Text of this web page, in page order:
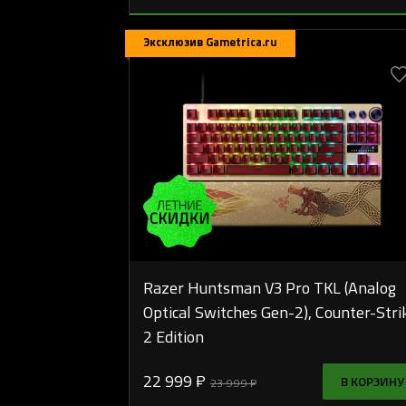
Эксклюзив Gametrica.ru
Razer Huntsman V3 Pro TKL (Analog
Optical Switches Gen-2), Counter-
2 Edition
22 999 ₽ 23 999 ₽ В КОРЗИНУ